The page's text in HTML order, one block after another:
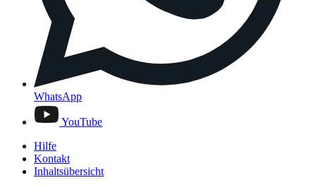
WhatsApp
YouTube
Hilfe
Kontakt
Inhaltsübersicht